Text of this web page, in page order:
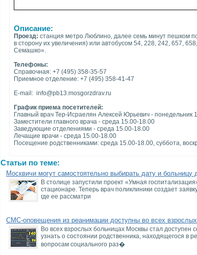
Описание:
Проезд: станция метро Люблино, далее семь минут пешком
в сторону их увеличения) или автобусом 54, 228, 242, 657,
Семашко».
Телефоны:
Справочная: +7 (495) 358-35-57
Приемное отделение: +7 (495) 358-41-47
E-mail: info@pb13.mosgorzdrav.ru
График приема посетителей:
Главный врач Тер-Исраелян Алексей Юрьевич - понедельник
Заместители главного врача - среда 15.00-18.00
Заведующие отделениями - среда 15.00-18.00
Лечащие врачи - среда 15.00-18.00
Посещение родственниками: среда 15.00-18.00, суббота,
Статьи по теме:
Москвичи могут самостоятельно выбирать дату и больницу
В столице запустили проект «Умная
стационаре. Теперь врач поликлиники создает
где ее рассматри
СМС-оповещения из реанимации доступны во всех
Во всех взрослых больницах Москвы стал
узнать о состоянии родственника, находящегося
вопросам социального раз�